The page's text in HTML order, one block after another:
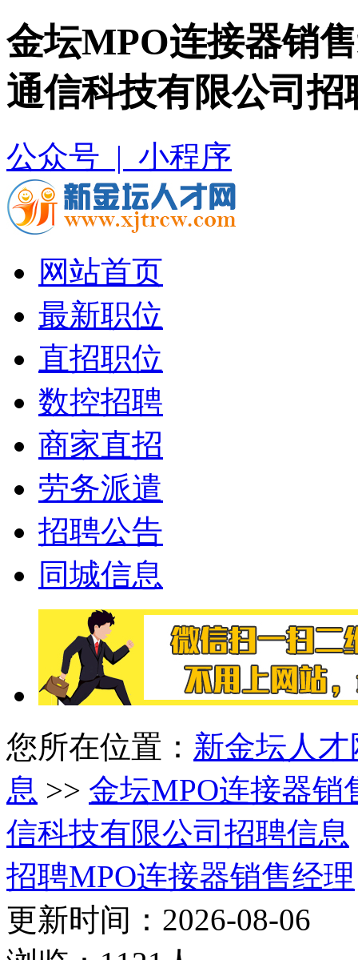
金坛MPO连接器销
通信科技有限公司
公众号 | 小程序
网站首页
最新职位
直招职位
数控招聘
商家直招
劳务派遣
招聘公告
同城信息
您所在位置： 新金坛人才
息 >> 金坛MPO连接器销
信科技有限公司招聘信息
招聘MPO连接器销售经理
更新时间：2026-08-06